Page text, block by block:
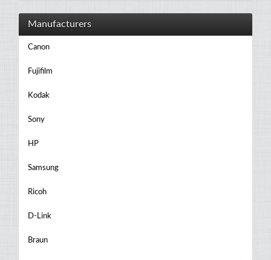
Manufacturers
Canon
Fujifilm
Kodak
Sony
HP
Samsung
Ricoh
D-Link
Braun